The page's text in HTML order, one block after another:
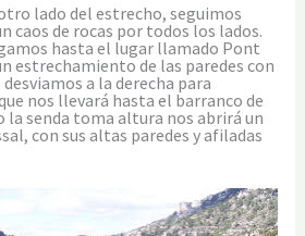
lado del estrecho, seguimos
caos de rocas por todos los lados.
hasta el lugar llamado Pont
estrechamiento de las paredes con
a la derecha para
nos llevará hasta el barranco de
la senda toma altura nos abrirá un
con sus altas paredes y afiladas